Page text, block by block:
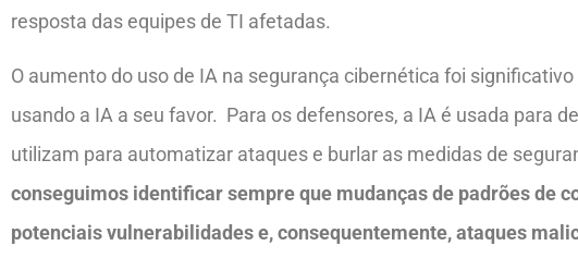
resposta das equipes de TI afetadas.
O aumento do uso de IA na segurança cibernética foi
usando a IA a seu favor. Para os defensores, a IA é usada para
utilizam para automatizar ataques e burlar as medidas de
conseguimos identificar sempre que mudanças de padrões de
potenciais vulnerabilidades e, consequentemente, ataques